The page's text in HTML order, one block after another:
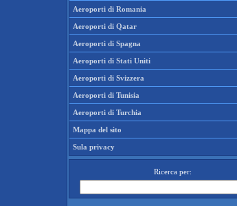
Aeroporti di Romania
Aeroporti di Qatar
Aeroporti di Spagna
Aeroporti di Stati Uniti
Aeroporti di Svizzera
Aeroporti di Tunisia
Aeroporti di Turchia
Mappa del sito
Sula privacy
Ricerca per: